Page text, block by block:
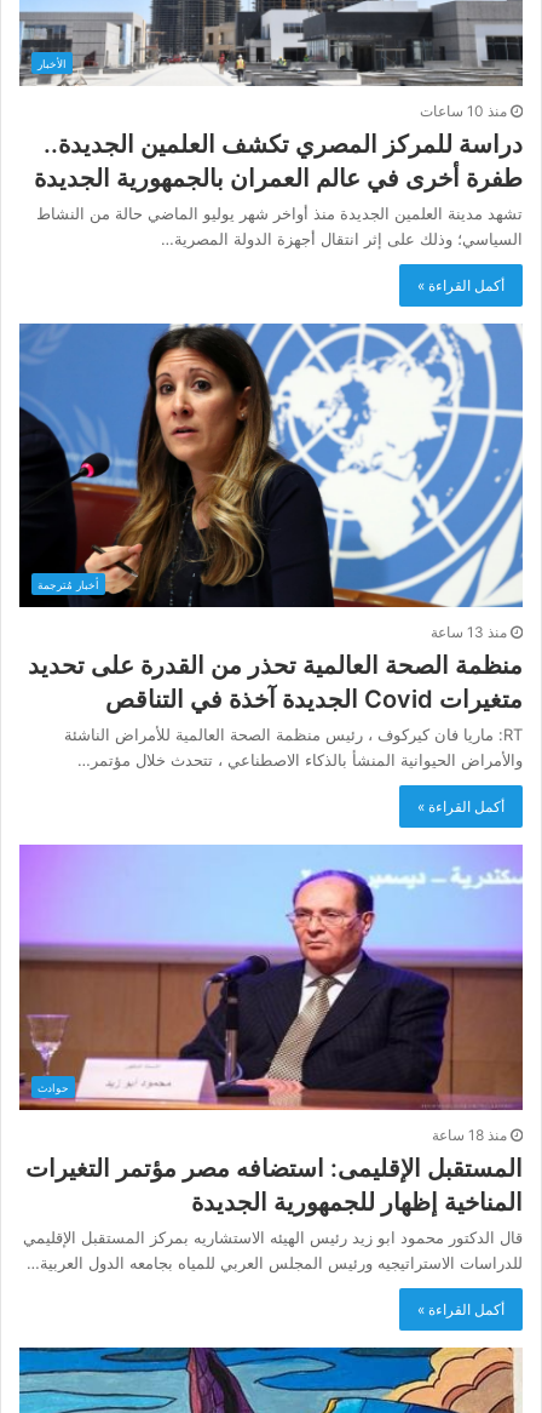
الأخبار
منذ 10 ساعات
دراسة للمركز المصري تكشف العلمين الجديدة..
طفرة أخرى في عالم العمران بالجمهورية الجديدة
تشهد مدينة العلمين الجديدة منذ أواخر شهر يوليو الماضي حالة من النشاط
السياسي؛ وذلك على إثر انتقال أجهزة الدولة المصرية…
أكمل القراءة »
أخبار مُترجمة
منذ 13 ساعة
منظمة الصحة العالمية تحذر من القدرة على تحديد
متغيرات Covid الجديدة آخذة في التناقص
RT: ماريا فان كيركوف ، رئيس منظمة الصحة العالمية للأمراض الناشئة
والأمراض الحيوانية المنشأ بالذكاء الاصطناعي ، تتحدث خلال مؤتمر…
أكمل القراءة »
حوادث
منذ 18 ساعة
المستقبل الإقليمى: استضافه مصر مؤتمر التغيرات
المناخية إظهار للجمهورية الجديدة
قال الدكتور محمود ابو زيد رئيس الهيئه الاستشاريه بمركز المستقبل الإقليمي
للدراسات الاستراتيجيه ورئيس المجلس العربي للمياه بجامعه الدول العربية…
أكمل القراءة »